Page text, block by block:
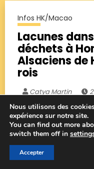
Infos HK/Macao
Lacunes
déchets à
Alsaciens de
rois
Catya Martin
Nous utilisons des
expérience sur notre site.
You can find out more
switch them off in
Accepter